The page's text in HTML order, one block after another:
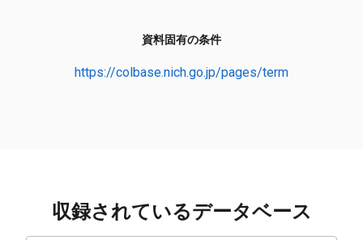
資料固有の条件
https://colbase.nich.go.jp/pages/term
収録されているデータベース